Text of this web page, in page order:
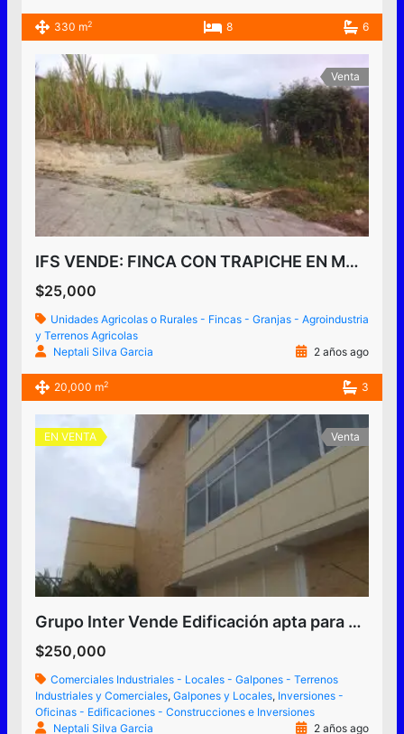
330 m2 8 6
Venta
IFS VENDE: FINCA CON TRAPICHE EN MUNICIPIO GUASIMOS ESTADO TÁCHIRA VENEZUELA.
$25,000
Unidades Agricolas o Rurales - Fincas - Granjas - Agroindustria
y Terrenos Agricolas
Neptali Silva Garcia
2 años ago
20,000 m2 3
EN VENTA Venta
Grupo Inter Vende Edificación apta para uso industrial y comercial construido para industria textil o similar
$250,000
Comerciales Industriales - Locales - Galpones - Terrenos
Industriales y Comerciales, Galpones y Locales, Inversiones -
Oficinas - Edificaciones - Construcciones e Inversiones
Neptali Silva Garcia
2 años ago